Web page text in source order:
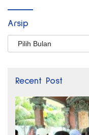
Arsip
Arsip
Recent Post